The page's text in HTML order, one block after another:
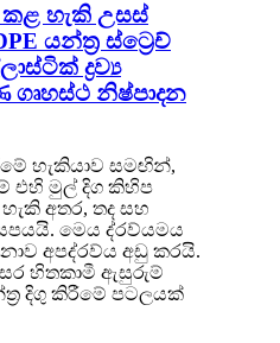
හැකි උසස්
යන්ත්‍ර ස්ට්‍රෙච්
ද්‍රව්‍ය
ගෘහස්ථ නිෂ්පාදන
හැකියාව සමඟින්,
එහි මුල් දිග කිහිප
අතර, තද සහ
මෙය ද්රව්යමය
අපද්රව්ය අඩු කරයි.
හිතකාමී ඇසුරුම්
දිගු කිරීමේ පටලයක්